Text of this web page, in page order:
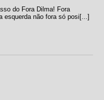
do Fora Dilma! Fora
esquerda não fora só posi[...]